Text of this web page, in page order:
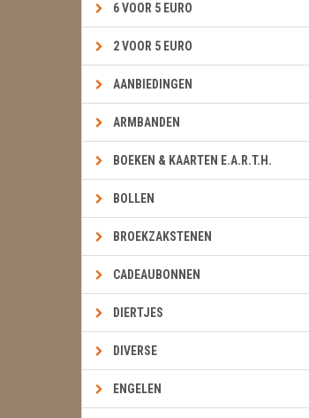
6 VOOR 5 EURO
2 VOOR 5 EURO
AANBIEDINGEN
ARMBANDEN
BOEKEN & KAARTEN E.A.R.T.H.
BOLLEN
BROEKZAKSTENEN
CADEAUBONNEN
DIERTJES
DIVERSE
ENGELEN